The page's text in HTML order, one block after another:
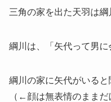
三角の家を出た天羽は
綱川は、「矢代って男に
綱川の家に矢代がいる
（←顔は無表情のまま